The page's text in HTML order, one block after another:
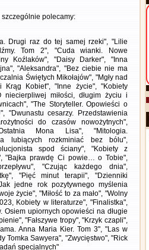
szczególnie polecamy:
Drugi raz do tej samej rzeki", "Lilie
Tom 2", "Cuda wianki. Nowe
Koźlaków", "Daisy Darker", "Inna
"Aleksandra", "Bez ciebie nie ma
Świętych Mikołajów", "Mgły nad
Krąg Kobiet", "Inne życie", "Kobiety
niecierpliwej miłości, długim życiu i
"The Storyteller. Opowieści o
"Dwunastu cesarzy. Przedstawienia
do czasów nowożytnych",
Mona Lisa", "Mitologia.
lubiących rozkminiać bez bólu",
spod ściany", "Kobiety z
"Bajka prawdę Ci powie… o Tobie",
"Czując każdego dnia",
"Pięć minut terapii", "Dzienniki
jedne rok pozytywnego myślenia
życie", "Miłość to za mało", "Wolny
Kobiety w literaturze", "Finalistka",
Osiem upiornych opowieści na długie
"Fałszywe tropy", "Krzyk czapli",
Anna Maria Kier. Tom 3", "Las w
Tomka Sawyera", "Zwycięstwo", "Rick
specjalnych"